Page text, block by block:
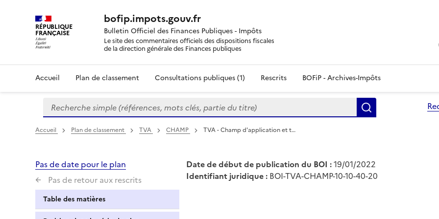
RÉPUBLIQUE
FRANÇAISE
bofip.impots.gouv.fr
Bulletin Officiel des Finances Publiques - Impôts
Le site des commentaires officiels des dispositions fiscales
de la direction générale des Finances publiques
Accueil Plan de classement Consultations publiques (1) Rescrits BOFiP - Archives-Impôts
Formulaire
de
recherche
Recherche simple (références, mots clés, partie du titre)
Accueil Plan de classement TVA CHAMP TVA - Champ d'application et t…
Pas de date pour le plan
Pas de retour aux rescrits
Table des matières
Date de début de publication du BOI :19/01/2022
Identifiant juridique : BOI-TVA-CHAMP-10-10-40-20